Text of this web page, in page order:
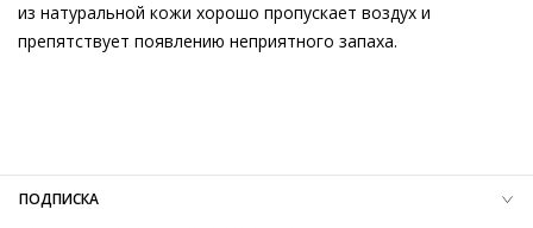
из натуральной кожи хорошо пропускает воздух и
препятствует появлению неприятного запаха.
Материал подошвы Резиновая подошва с защитой от
скольжения
ПОДПИСКА